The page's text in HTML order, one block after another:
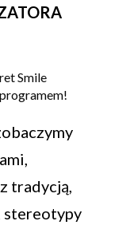
Smile
tradycją,
stereotypy